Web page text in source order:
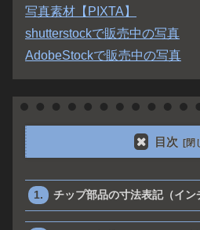
写真素材【PIXTA】
shutterstockで販売中の写真
AdobeStockで販売中の写真
目次
チップ部品の寸法表記（イン